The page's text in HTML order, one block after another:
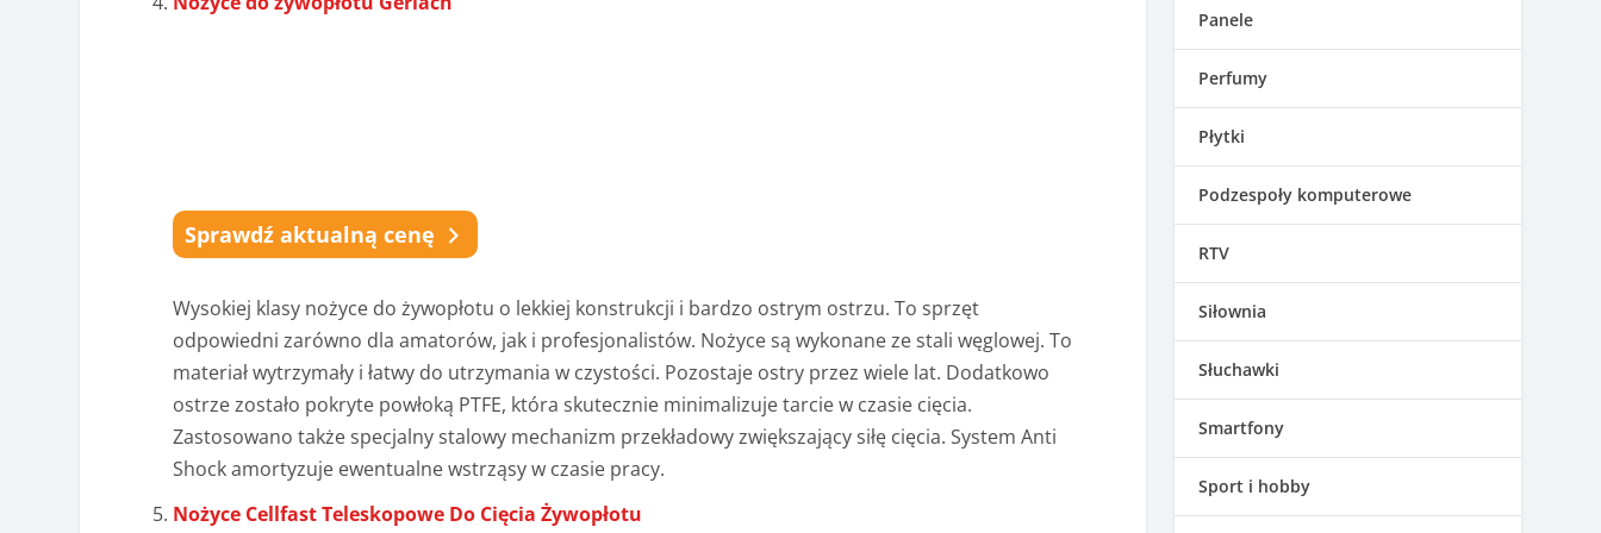
Sprawdź aktualną cenę
Wysokiej klasy nożyce do żywopłotu o lekkiej konstrukcji i bardzo ostrym ostrzu. To sprzęt
odpowiedni zarówno dla amatorów, jak i profesjonalistów. Nożyce są wykonane ze stali węglowej. To
materiał wytrzymały i łatwy do utrzymania w czystości. Pozostaje ostry przez wiele lat. Dodatkowo
ostrze zostało pokryte powłoką PTFE, która skutecznie minimalizuje tarcie w czasie cięcia.
Zastosowano także specjalny stalowy mechanizm przekładowy zwiększający siłę cięcia. System Anti
Shock amortyzuje ewentualne wstrząsy w czasie pracy.
Nożyce Cellfast Teleskopowe Do Cięcia Żywopłotu
Panele
Perfumy
Płytki
Podzespoły komputerowe
RTV
Siłownia
Słuchawki
Smartfony
Sport i hobby